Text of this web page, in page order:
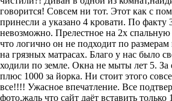
говорится! Совсем ни тот. Этот как с
принесли а указано 4 кровати. По факту
невозможно. Прелестное на 2х
что логично он не подходит по
на грязных матрасах. Благо у нас было
ходили по земле. Окна не мыты лет 5. За
плюс 1000 за йорка. Ни стоит этого
все!!!! Ужасное впечатление. Все
фото,жаль что сайт даёт вставить только